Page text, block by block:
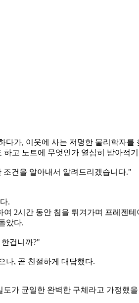
다가, 이웃에 사는 저명한 물리학자를
고 노트에 무엇인가 열심히 받아적
건을 알아내서 알려드리겠습니다."
.
2시간 동안 침을 튀겨가며 프레젠테
았다.
겁니까?"
나, 곧 친절하게 대답했다.
가 균일한 완벽한 구체라고 가정했